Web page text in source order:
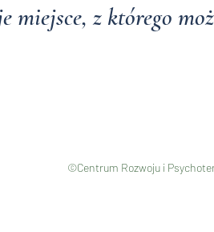
miejsce, z którego
©Centrum Rozwoju i